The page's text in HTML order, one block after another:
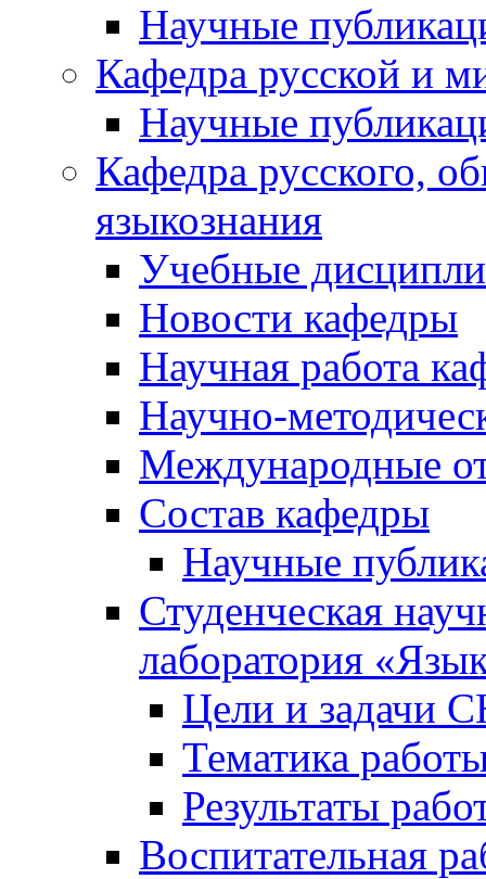
Научные
Кафедра русской и
Научные
Кафедра русского,
языкознания
Учебные
Новости кафедры
Научная работа
Научно-
Международные
Состав кафедры
Научные
Студенческая
лаборатория
Цели и задачи
Тематика
Результаты
Воспитательная